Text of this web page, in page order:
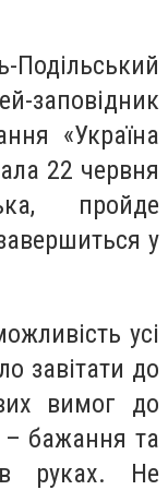
заповідник
«Україна
22 червня
пройде
у
усі
завітати до
вимог до
– бажання та
руках. Не